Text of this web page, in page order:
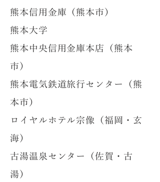
熊本信用金庫（熊本市）
熊本大学
熊本中央信用金庫本店（熊本
市）
熊本電気鉄道旅行センター（熊
本市）
ロイヤルホテル宗像（福岡・玄
海）
古湯温泉センター（佐賀・古
湯）